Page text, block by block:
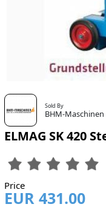
Sold By
BHM-Maschinen
ELMAG SK 420
Price
EUR 431.00